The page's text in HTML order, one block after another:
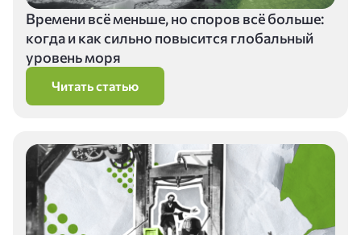
Времени всё меньше, но споров всё больше:
когда и как сильно повысится глобальный
уровень моря
Читать статью